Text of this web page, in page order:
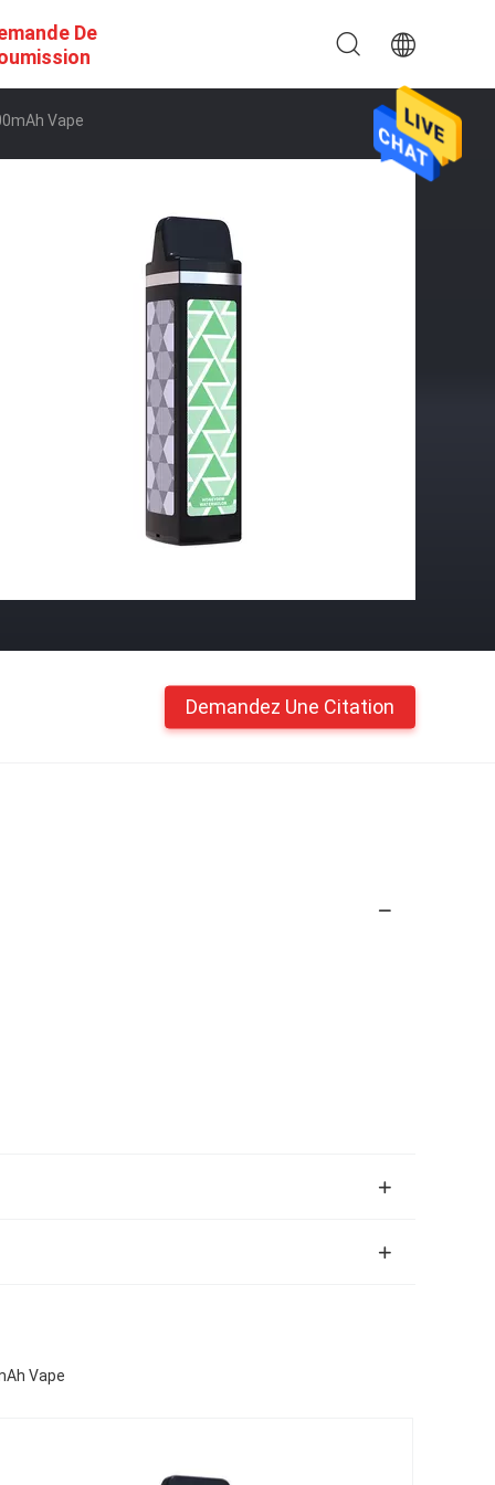
De
Vape
Demandez Une Citation
Vape